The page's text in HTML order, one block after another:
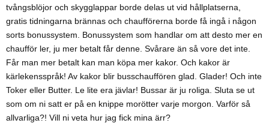
tvångsblöjor och skygglappar borde delas ut vid hållplatserna,
gratis tidningarna brännas och chaufförerna borde få ingå i någon
sorts bonussystem. Bonussystem som handlar om att desto mer en
chaufför ler, ju mer betalt får denne. Svårare än så vore det inte.
Får man mer betalt kan man köpa mer kakor. Och kakor är
kärlekensspråk! Av kakor blir busschauffören glad. Glader! Och inte
Toker eller Butter. Le lite era jävlar! Bussar är ju roliga. Sluta se ut
som om ni satt er på en knippe morötter varje morgon. Varför så
allvarliga?! Vill ni veta hur jag fick mina ärr?